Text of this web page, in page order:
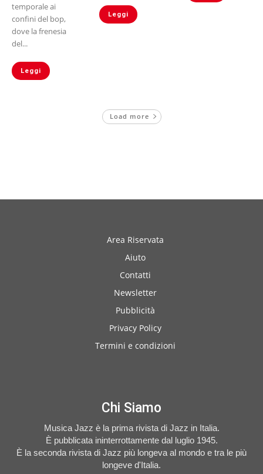
temporale ai
confini del bop,
dove la frenesia
del...
Leggi
Leggi
Load more
Area Riservata
Aiuto
Contatti
Newsletter
Pubblicità
Privacy Policy
Termini e condizioni
Chi Siamo
Musica Jazz è la prima rivista di Jazz in Italia.
È pubblicata ininterrottamente dal luglio 1945.
È la seconda rivista di Jazz più longeva al mondo e tra le più
longeve d'Italia.